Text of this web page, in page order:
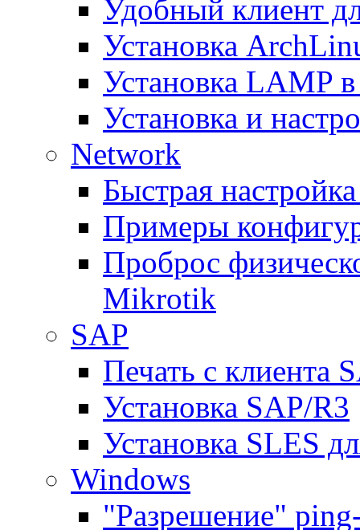
Удобный клиент
Установка
Установка LAMP
Установка и
Network
Быстрая
Примеры
Проброс
Mikrotik
SAP
Печать с клиента
Установка SAP/R3
Установка SLES
Windows
"Разрешение"